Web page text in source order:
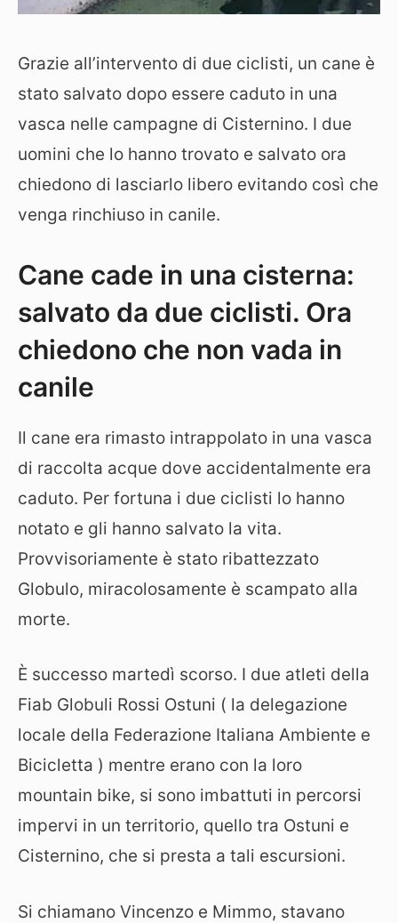
Grazie all’intervento di due ciclisti, un cane è
stato salvato dopo essere caduto in una
vasca nelle campagne di Cisternino. I due
uomini che lo hanno trovato e salvato ora
chiedono di lasciarlo libero evitando così che
venga rinchiuso in canile.
Cane cade in una cisterna:
salvato da due ciclisti. Ora
chiedono che non vada in
canile
Il cane era rimasto intrappolato in una vasca
di raccolta acque dove accidentalmente era
caduto. Per fortuna i due ciclisti lo hanno
notato e gli hanno salvato la vita.
Provvisoriamente è stato ribattezzato
Globulo, miracolosamente è scampato alla
morte.
È successo martedì scorso. I due atleti della
Fiab Globuli Rossi Ostuni ( la delegazione
locale della Federazione Italiana Ambiente e
Bicicletta ) mentre erano con la loro
mountain bike, si sono imbattuti in percorsi
impervi in un territorio, quello tra Ostuni e
Cisternino, che si presta a tali escursioni.
Si chiamano Vincenzo e Mimmo, stavano